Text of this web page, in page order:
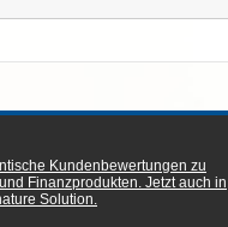
Kundenbewertungen zu
Finanzprodukten. Jetzt auch in
Solution.